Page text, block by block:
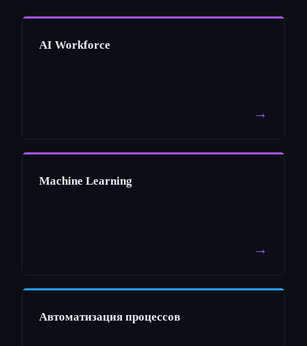
AI Workforce
→
Machine Learning
→
Автоматизация процессов